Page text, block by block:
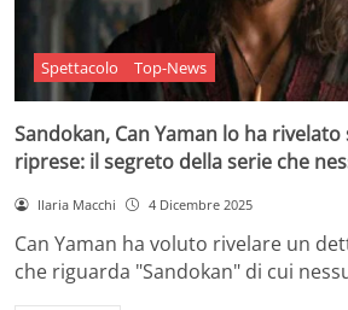
Spettacolo Top-News
Sandokan, Can Yaman lo ha
riprese: il segreto della serie che
Ilaria Macchi 4 Dicembre 2025
Can Yaman ha voluto rivelare un
che riguarda "Sandokan" di cui